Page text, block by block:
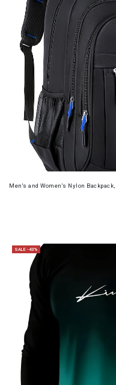
Men's and Women's Nylon
SALE -43%